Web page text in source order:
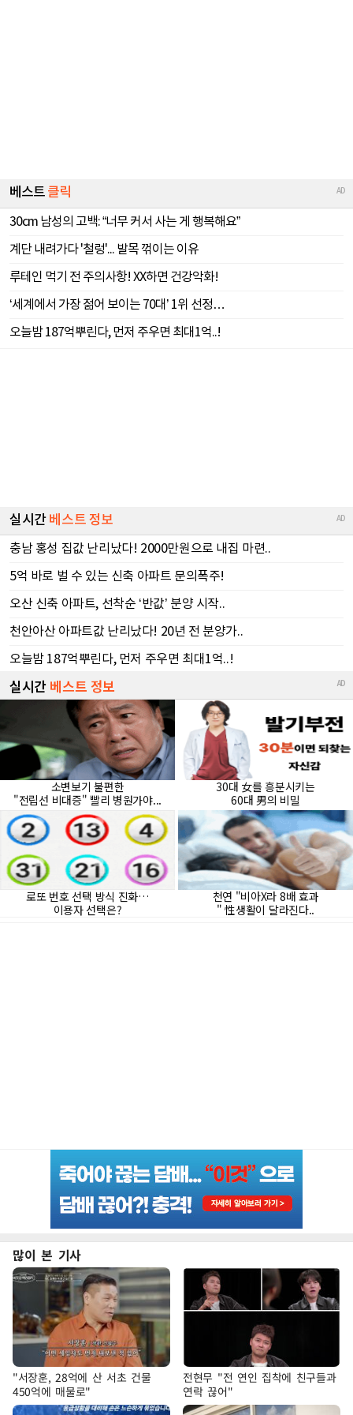
많이 본 기사
"서장훈, 28억에 산 서초 건물
450억에 매물로"
전현무 "전 연인 집착에 친구들과
연락 끊어"